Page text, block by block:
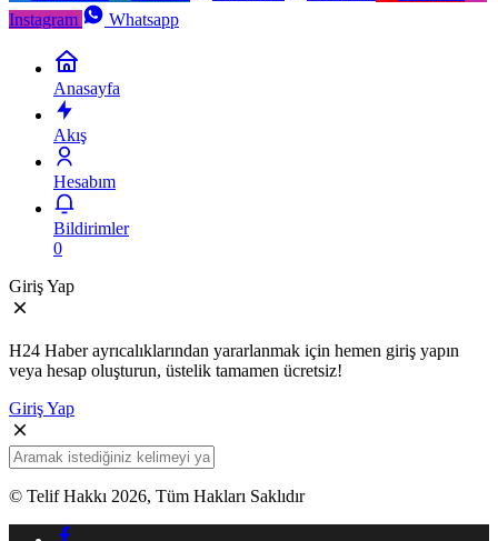
Instagram
Whatsapp
Anasayfa
Akış
Hesabım
Bildirimler
0
Giriş Yap
H24 Haber ayrıcalıklarından yararlanmak için hemen giriş yapın
veya hesap oluşturun, üstelik tamamen ücretsiz!
Giriş Yap
© Telif Hakkı 2026, Tüm Hakları Saklıdır